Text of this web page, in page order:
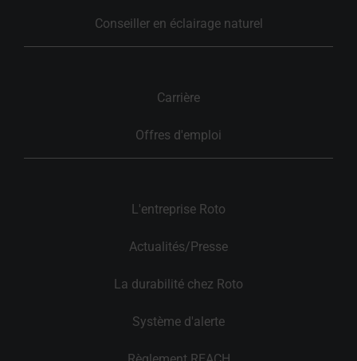
Conseiller en éclairage naturel
Carrière
Offres d'emploi
L'entreprise Roto
Actualités/Presse
La durabilité chez Roto
Système d'alerte